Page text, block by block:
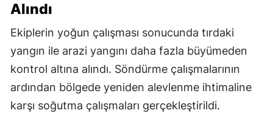
Alındı
Ekiplerin yoğun çalışması sonucunda tırdaki
yangın ile arazi yangını daha fazla büyümeden
kontrol altına alındı. Söndürme çalışmalarının
ardından bölgede yeniden alevlenme ihtimaline
karşı soğutma çalışmaları gerçekleştirildi.